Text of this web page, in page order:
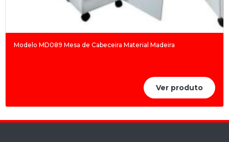
Modelo MD089 Mesa de Cabeceira Material Madeira
Ver produto